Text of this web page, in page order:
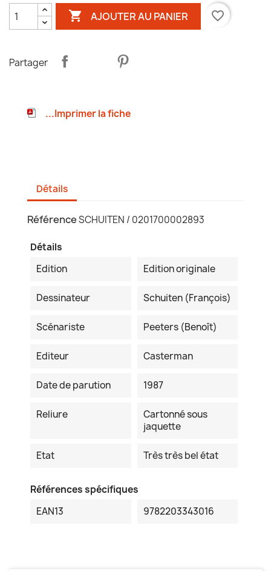
 AJOUTER AU PANIER favorite_border
Partager
...Imprimer la fiche
Détails
RéférenceSCHUITEN / 0201700002893
Détails
Edition
Edition originale
Dessinateur Schuiten (François)
Scénariste Peeters (Benoît)
Editeur Casterman
Date de parution 1987
Reliure
Cartonné sous
jaquette
Etat Très très bel état
Références spécifiques
EAN13
9782203343016